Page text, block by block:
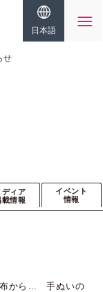
日本語
せ
ディア
載情報
イベント
情報
布から… 手ぬいの